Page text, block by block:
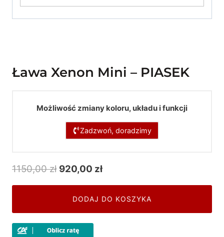
Ława Xenon Mini – PIASEK
Możliwość zmiany koloru, układu i funkcji
Zadzwoń, doradzimy
1150,00zł Pierwotna
wynosiła:
920,00 złAktualna
wynosi:
DODAJ DO KOSZYKA